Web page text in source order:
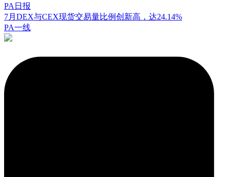
PA日报
7月DEX与CEX现货交易量比例创新高，达24.14%
PA一线